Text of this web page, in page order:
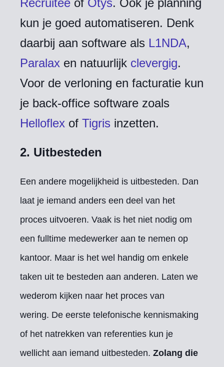
kun je goed automatiseren. Denk
daarbij aan software als L1NDA,
Paralax en natuurlijk clevergig.
Voor de verloning en facturatie kun
je back-office software zoals
Helloflex of Tigris inzetten.
2. Uitbesteden
Een andere mogelijkheid is uitbesteden. Dan
laat je iemand anders een deel van het
proces uitvoeren. Vaak is het niet nodig om
een fulltime medewerker aan te nemen op
kantoor. Maar is het wel handig om enkele
taken uit te besteden aan anderen. Laten we
wederom kijken naar het proces van
wering. De eerste telefonische kennismaking
of het natrekken van referenties kun je
wellicht aan iemand uitbesteden. Zolang die